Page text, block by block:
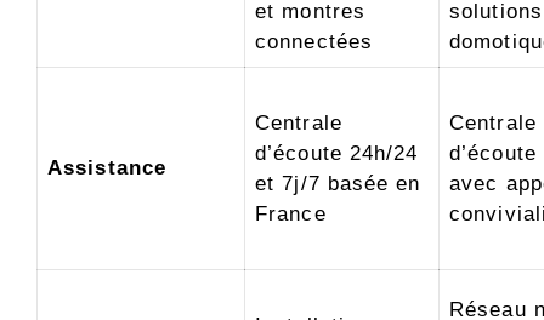
et montres
connectées
solutions
Assistance
Centrale
d’écoute 24h/24
et 7j/7 basée en
France
Centrale
avec
Réseau